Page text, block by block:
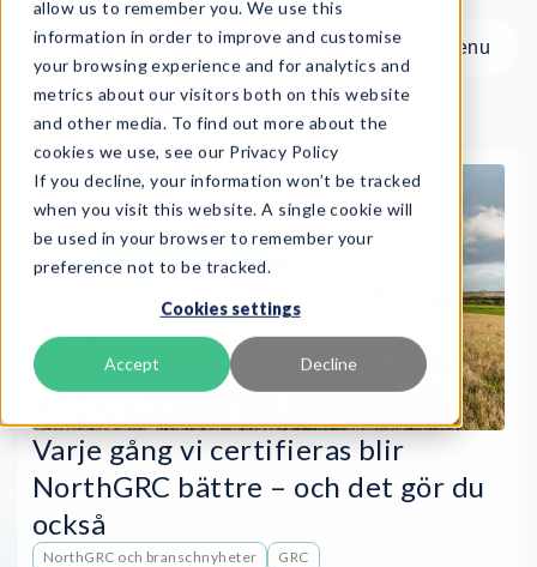
allow us to remember you. We use this
information in order to improve and customise
your browsing experience and for analytics and
metrics about our visitors both on this website
and other media. To find out more about the
cookies we use, see our Privacy Policy
If you decline, your information won’t be tracked
when you visit this website. A single cookie will
be used in your browser to remember your
preference not to be tracked.
Cookies settings
Accept Decline
Menu
Produkt
Tjänster
Resurser
Om oss
Book Demo
Varje gång vi certifieras blir
NorthGRC bättre – och det gör du
också
NorthGRC och branschnyheter
GRC